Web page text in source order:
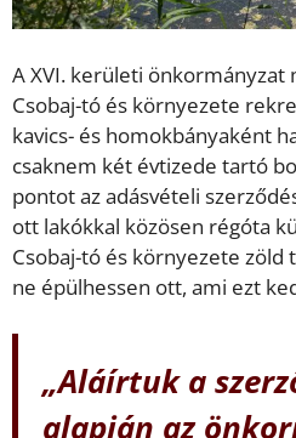
A XVI. kerületi önkormányzat
Csobaj-tó és környezete
kavics- és homokbányaként
csaknem két évtizede tartó
pontot az adásvételi
ott lakókkal közösen régóta
Csobaj-tó és környezete
ne épülhessen ott, ami ezt
„Aláírtuk a
alapján az